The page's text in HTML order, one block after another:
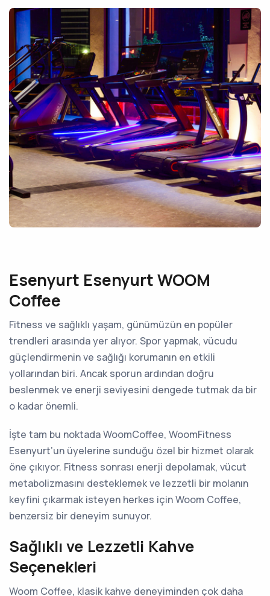
Esenyurt Esenyurt WOOM
Coffee
Fitness ve sağlıklı yaşam, günümüzün en popüler
trendleri arasında yer alıyor. Spor yapmak, vücudu
güçlendirmenin ve sağlığı korumanın en etkili
yollarından biri. Ancak sporun ardından doğru
beslenmek ve enerji seviyesini dengede tutmak da bir
o kadar önemli.
İşte tam bu noktada WoomCoffee, WoomFitness
Esenyurt’un üyelerine sunduğu özel bir hizmet olarak
öne çıkıyor. Fitness sonrası enerji depolamak, vücut
metabolizmasını desteklemek ve lezzetli bir molanın
keyfini çıkarmak isteyen herkes için Woom Coffee,
benzersiz bir deneyim sunuyor.
Sağlıklı ve Lezzetli Kahve
Seçenekleri
Woom Coffee, klasik kahve deneyiminden çok daha